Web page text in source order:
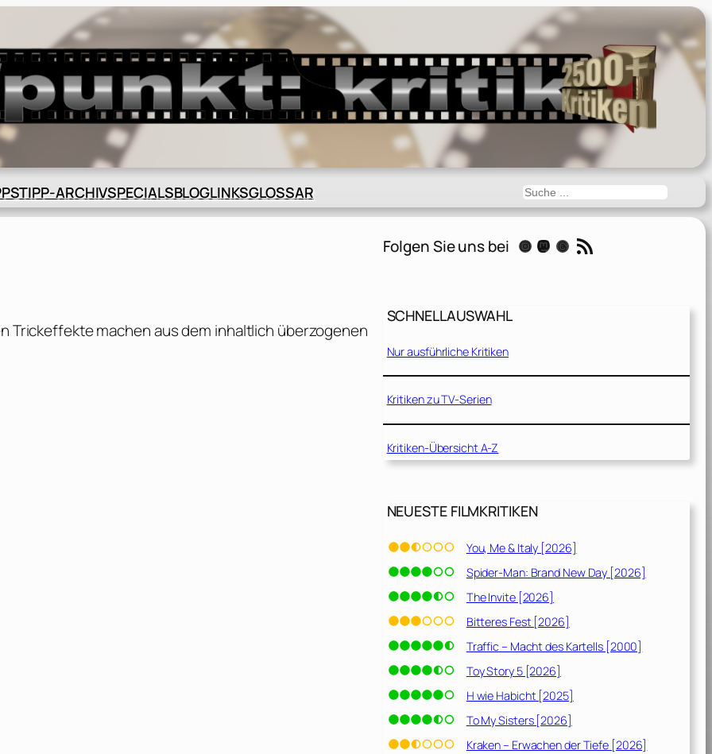
TIPP-ARCHIVSPECIALSBLOGLINKSGLOSSAR Suchen
Trickeffekte machen aus dem inhaltlich überzogenen
Folgen Sie uns bei Instagram Mastodon Threads RSS-Feed
SCHNELLAUSWAHL
Nur ausführliche Kritiken
Kritiken zu TV-Serien
Kritiken-Übersicht A-Z
NEUESTE FILMKRITIKEN
You, Me & Italy [2026]
Spider-Man: Brand New Day [2026]
The Invite [2026]
Bitteres Fest [2026]
Traffic – Macht des Kartells [2000]
Toy Story 5 [2026]
H wie Habicht [2025]
To My Sisters [2026]
Kraken – Erwachen der Tiefe [2026]